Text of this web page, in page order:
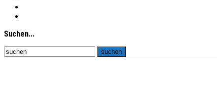
Suchen...